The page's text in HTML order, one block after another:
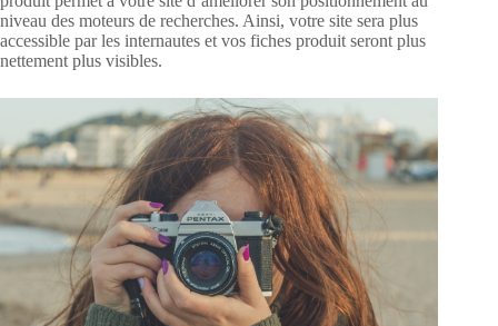
niveau des moteurs de recherches. Ainsi, votre site sera plus
accessible par les internautes et vos fiches produit seront plus
nettement plus visibles.